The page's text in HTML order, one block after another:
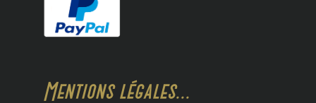
Mentions légales...